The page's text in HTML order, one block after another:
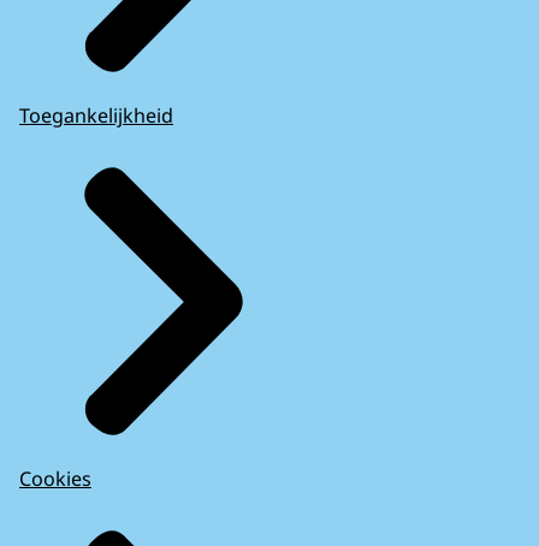
Toegankelijkheid
Cookies